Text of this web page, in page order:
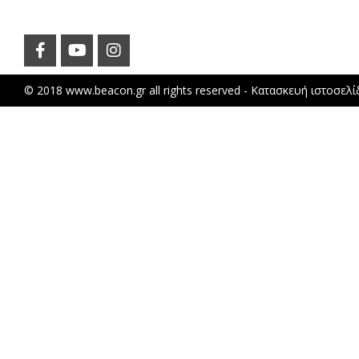
© 2018 www.beacon.gr all rights reserved - Κατασκευή